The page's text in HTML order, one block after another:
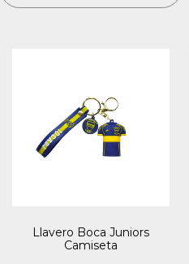
Llavero Boca Juniors
Camiseta